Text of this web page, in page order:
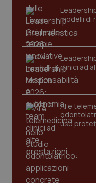
modelli di
clinici ad
AI e
uso